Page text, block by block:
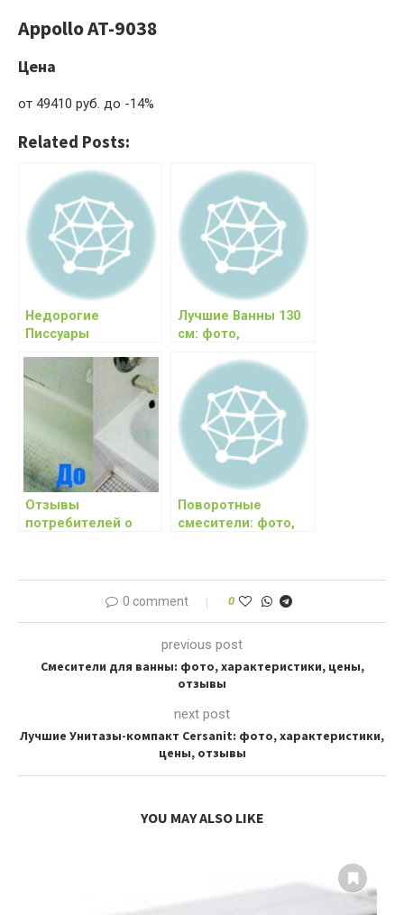
Appollo AT-9038
Цена
от 49410 руб. до -14%
Related Posts:
Недорогие
Писсуары
характеристики,
цены
Лучшие Ванны 130
см: фото,
цены, отзывы
Отзывы
потребителей о
Поворотные
смесители: фото,
0 comment 0
previous post
Смесители для ванны: фото, характеристики, цены,
отзывы
next post
Лучшие Унитазы-компакт Cersanit: фото, характеристики,
цены, отзывы
YOU MAY ALSO LIKE